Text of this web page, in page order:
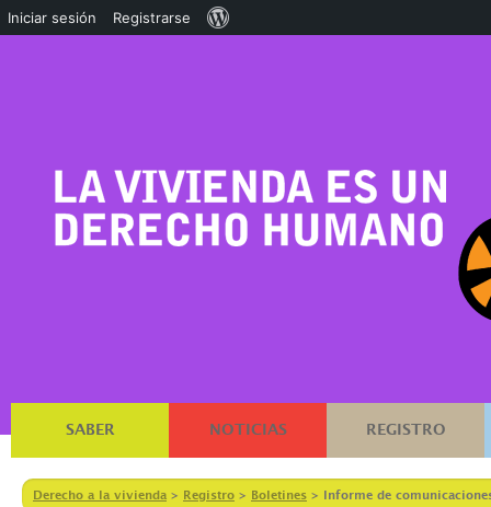
SABER NOTICIAS REGISTRO
Derecho a la vivienda > Registro > Boletines > Informe de
Iniciar sesión Registrarse